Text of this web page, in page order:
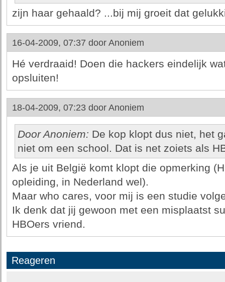
zijn haar gehaald? ...bij mij groeit dat
16-04-2009, 07:37 door Anoniem
Hé verdraaid! Doen die hackers eindelijk
opsluiten!
18-04-2009, 07:23 door Anoniem
Door Anoniem: De kop klopt dus niet, het
niet om een school. Dat is net zoiets als
Als je uit België komt klopt die opmerking
opleiding, in Nederland wel).
Maar who cares, voor mij is een studie
Ik denk dat jij gewoon met een misplaatst
HBOers vriend.
Reageren